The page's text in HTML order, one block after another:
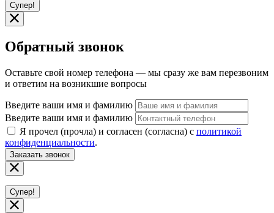
Супер!
Обратный звонок
Оставьте свой номер телефона — мы сразу же вам перезвоним
и ответим на возникшие вопросы
Введите ваши имя и фамилию
Введите ваши имя и фамилию
Я прочел (прочла) и согласен (согласна) с политикой
конфиденциальности.
Заказать звонок
Супер!